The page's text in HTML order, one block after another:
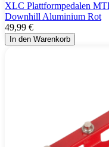
XLC Plattformpedalen
Downhill Aluminium Rot
49,99 €
In den Warenkorb